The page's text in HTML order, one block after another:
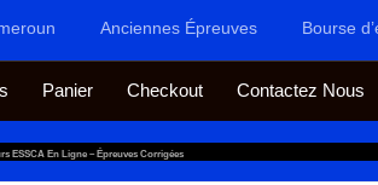
Anciennes Épreuves Bourse
Panier Checkout Contactez Nous
ESSCA En Ligne – Épreuves Corrigées